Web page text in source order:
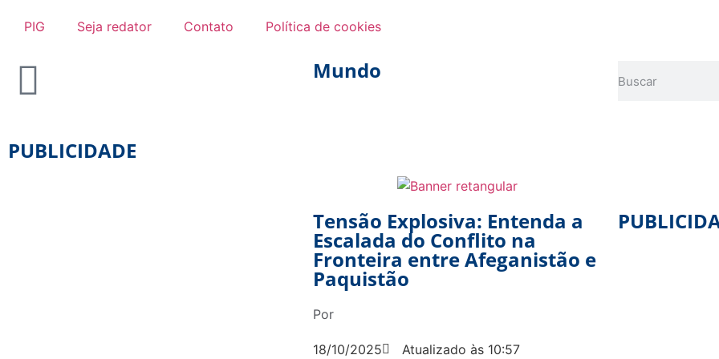
PIG Seja redator Contato Política de cookies
Mundo
PUBLICIDADE
Tensão Explosiva: Entenda a
Escalada do Conflito na
Fronteira entre Afeganistão e
Paquistão
Por
18/10/2025 Atualizado às 10:57